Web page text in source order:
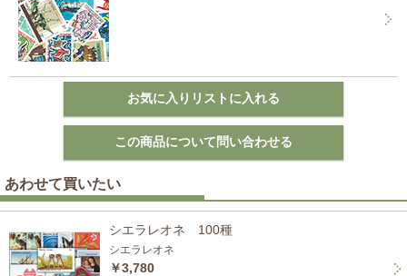
あわせて買いたい
シエラレオネ 100種
シエラレオネ
￥3,780